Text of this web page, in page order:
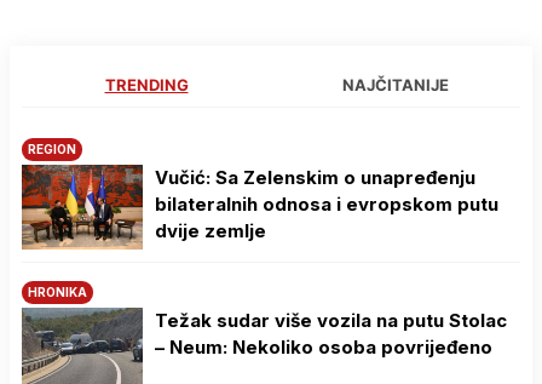
TRENDING NAJČITANIJE
REGION
Vučić: Sa Zelenskim o unapređenju
bilateralnih odnosa i evropskom putu
dvije zemlje
HRONIKA
Težak sudar više vozila na putu Stolac
– Neum: Nekoliko osoba povrijeđeno